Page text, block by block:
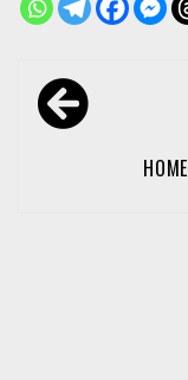
Navegación
de